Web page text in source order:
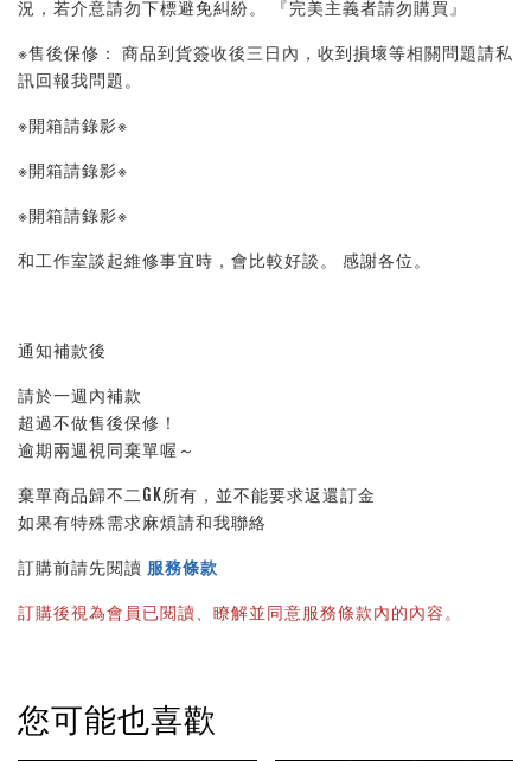
況，若介意請勿下標避免糾紛。 『完美主義者請勿購買』
※售後保修： 商品到貨簽收後三日內，收到損壞等相關問題請私
訊回報我問題。
※開箱請錄影※
※開箱請錄影※
※開箱請錄影※
和工作室談起維修事宜時，會比較好談。 感謝各位。
通知補款後
請於一週內補款
超過不做售後保修！
逾期兩週視同棄單喔～
棄單商品歸不二GK所有，並不能要求返還訂金
如果有特殊需求麻煩請和我聯絡
訂購前請先閱讀 服務條款
訂購後視為會員已閱讀、瞭解並同意服務條款內的內容。
您可能也喜歡